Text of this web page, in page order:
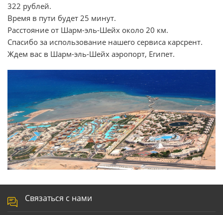
322 рублей.
Время в пути будет 25 минут.
Расстояние от Шарм-эль-Шейх около 20 км.
Спасибо за использование нашего сервиса карсрент.
Ждем вас в Шарм-эль-Шейх аэропорт, Египет.
Связаться с нами